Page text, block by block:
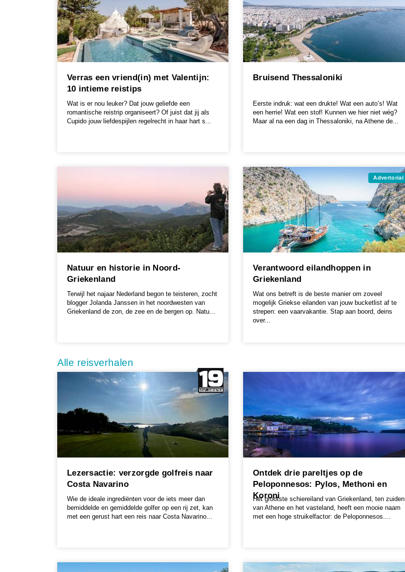
Verras een vriend(in) met Valentijn:
10 intieme reistips
Wat is er nou leuker? Dat jouw geliefde een
romantische reistrip organiseert? Of juist dat jij als
Cupido jouw liefdespijlen regelrecht in haar hart s...
Bruisend Thessaloniki
Eerste indruk: wat een drukte! Wat een auto’s! Wat
een herrie! Wat een stof! Kunnen we hier niet wég?
Maar al na een dag in Thessaloniki, na Athene de...
Natuur en historie in Noord-
Griekenland
Terwijl het najaar Nederland begon te teisteren, zocht
blogger Jolanda Janssen in het noordwesten van
Griekenland de zon, de zee en de bergen op. Natu...
Advertorial
Verantwoord eilandhoppen in
Griekenland
Wat ons betreft is de beste manier om zoveel
mogelijk Griekse eilanden van jouw bucketlist af te
strepen: een vaarvakantie. Stap aan boord, deins
over...
Alle reisverhalen
Lezersactie: verzorgde golfreis naar
Costa Navarino
Wie de ideale ingrediënten voor de iets meer dan
bemiddelde en gemiddelde golfer op een rij zet, kan
met een gerust hart een reis naar Costa Navarino...
Ontdek drie pareltjes op de
Peloponnesos: Pylos, Methoni en
Koroni
Het grootste schiereiland van Griekenland, ten zuiden
van Athene en het vasteland, heeft een mooie naam
met een hoge struikelfactor: de Peloponnesos....